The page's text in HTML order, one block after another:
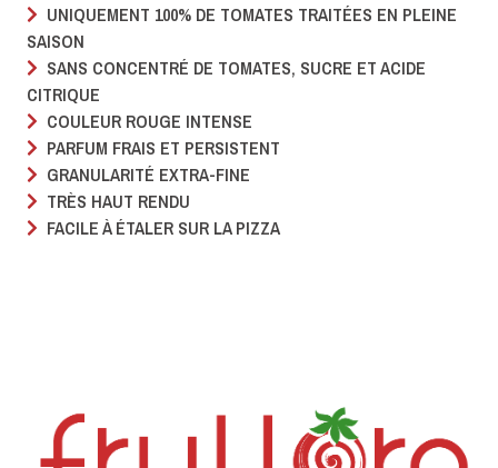
UNIQUEMENT 100% DE TOMATES TRAITÉES EN PLEINE
SAISON
SANS CONCENTRÉ DE TOMATES, SUCRE ET ACIDE
CITRIQUE
COULEUR ROUGE INTENSE
PARFUM FRAIS ET PERSISTENT
GRANULARITÉ EXTRA-FINE
TRÈS HAUT RENDU
FACILE À ÉTALER SUR LA PIZZA